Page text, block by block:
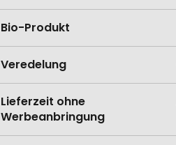
Bio-Produkt
Veredelung
Lieferzeit ohne
Werbeanbringung